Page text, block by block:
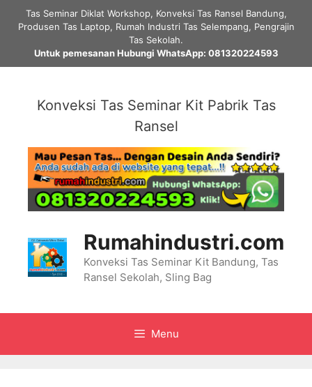
Tas Seminar Diklat Workshop, Konveksi Tas Ransel Bandung,
Produsen Tas Laptop, Rumah Industri Tas Selempang, Pengrajin
Tas Sekolah.
Untuk pemesanan Hubungi WhatsApp: 081320224593
Konveksi Tas Seminar Kit Pabrik Tas
Ransel
Rumahindustri.com
Konveksi Tas Seminar Kit Bandung, Tas
Ransel Sekolah, Sling Bag
Menu